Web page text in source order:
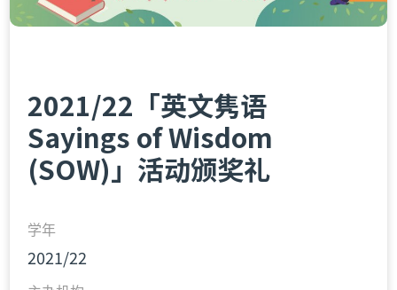
2021/22「英文隽语
Sayings of Wisdom
(SOW)」活动颁奖礼
学年
2021/22